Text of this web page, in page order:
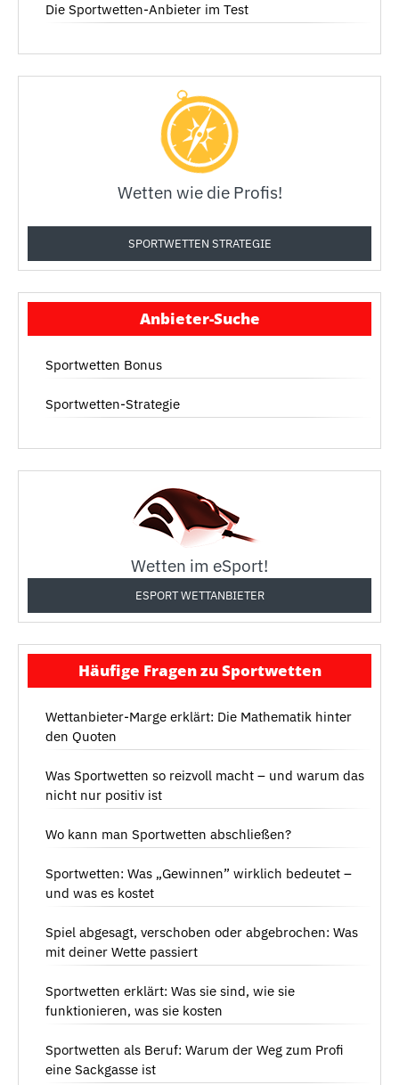
Die Sportwetten-Anbieter im Test
Wetten wie die Profis!
SPORTWETTEN STRATEGIE
Anbieter-Suche
Sportwetten Bonus
Sportwetten-Strategie
Wetten im eSport!
ESPORT WETTANBIETER
Häufige Fragen zu Sportwetten
Wettanbieter-Marge erklärt: Die Mathematik hinter
den Quoten
Was Sportwetten so reizvoll macht – und warum das
nicht nur positiv ist
Wo kann man Sportwetten abschließen?
Sportwetten: Was „Gewinnen” wirklich bedeutet –
und was es kostet
Spiel abgesagt, verschoben oder abgebrochen: Was
mit deiner Wette passiert
Sportwetten erklärt: Was sie sind, wie sie
funktionieren, was sie kosten
Sportwetten als Beruf: Warum der Weg zum Profi
eine Sackgasse ist